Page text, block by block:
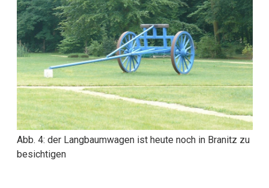
Abb. 4: der Langbaumwagen ist heute noch in Branitz zu
besichtigen